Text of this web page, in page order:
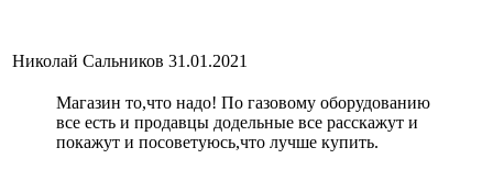
Николай Сальников 31.01.2021
Магазин то,что надо! По газовому оборудованию
все есть и продавцы додельные все расскажут и
покажут и посоветуюсь,что лучше купить.